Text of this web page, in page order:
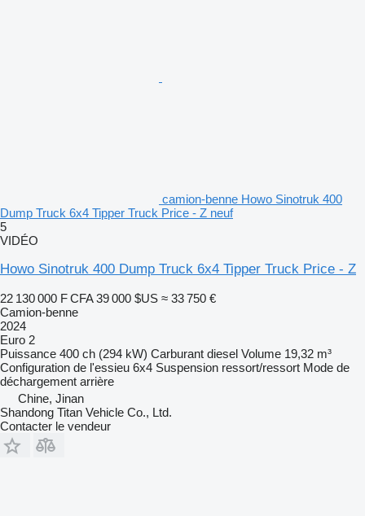
camion-benne Howo Sinotruk 400
Dump Truck 6x4 Tipper Truck Price - Z neuf
5
VIDÉO
Howo Sinotruk 400 Dump Truck 6x4 Tipper Truck Price - Z
22 130 000 F CFA 39 000 $US ≈ 33 750 €
Camion-benne
2024
Euro 2
Puissance 400 ch (294 kW) Carburant diesel Volume 19,32 m³
Configuration de l'essieu 6x4 Suspension ressort/ressort Mode de
déchargement arrière
Chine, Jinan
Shandong Titan Vehicle Co., Ltd.
Contacter le vendeur